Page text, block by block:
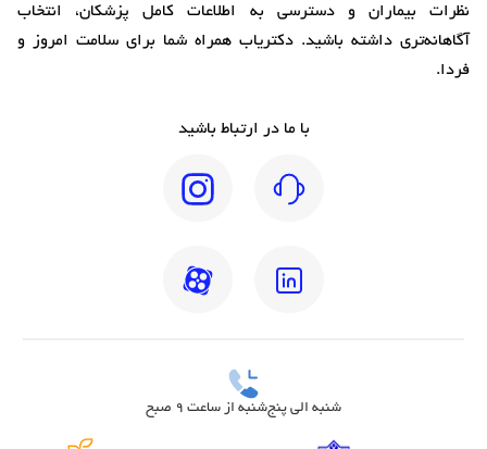
نظرات بیماران و دسترسی به اطلاعات کامل پزشکان، انتخاب
آگاهانه‌تری داشته باشید. دکتریاب همراه شما برای سلامت امروز و
فردا.
با ما در ارتباط باشید
شنبه الی پنج‌شنبه از ساعت 9 صبح